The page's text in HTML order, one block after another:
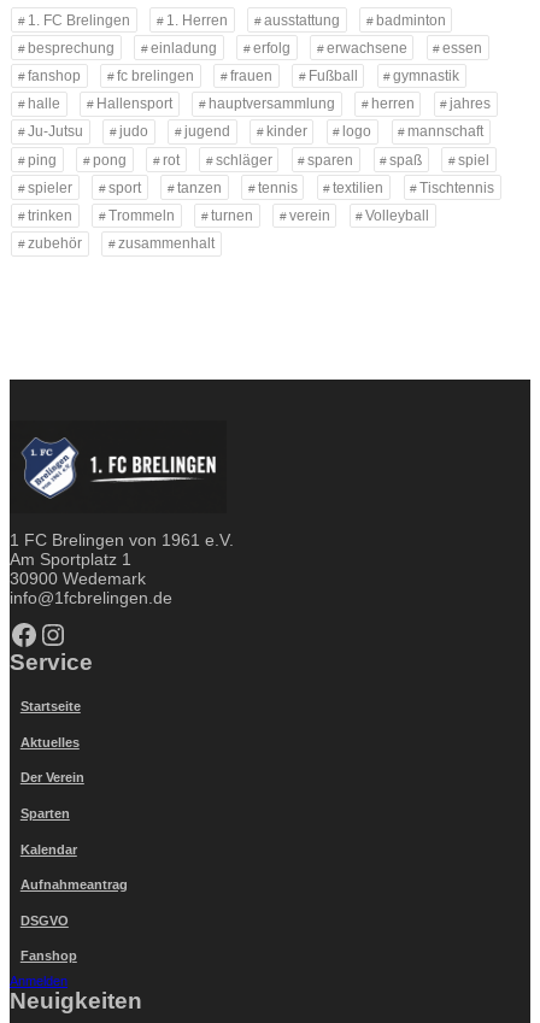
1. FC Brelingen 1. Herren ausstattung
badminton
besprechung
einladung erfolg erwachsene
essen
fanshop
fc brelingen frauen Fußball
gymnastik
halle
Hallensport hauptversammlung herren
jahres
Ju-Jutsu
judo jugend kinder logo
mannschaft
ping
pong rot schläger sparen spaß
spiel
spieler
sport tanzen tennis textilien
Tischtennis
trinken
Trommeln turnen verein
Volleyball
zubehör
zusammenhalt
1 FC Brelingen von 1961 e.V.
Am Sportplatz 1
30900 Wedemark
info@1fcbrelingen.de
Facebook Instagram
Service
Startseite
Aktuelles
Der Verein
Sparten
Kalendar
Aufnahmeantrag
DSGVO
Fanshop
Anmelden
Neuigkeiten